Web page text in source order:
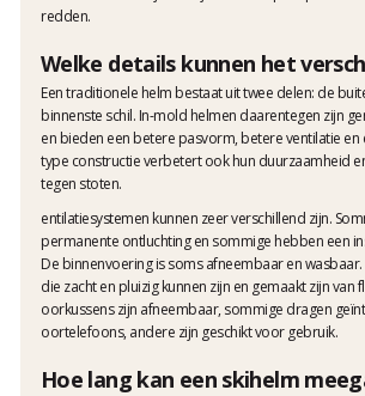
redden.
Welke details kunnen het
Een traditionele helm bestaat uit twee delen: de
binnenste schil. In-mold helmen daarentegen zijn
en bieden een betere pasvorm, betere ventilatie en
type constructie verbetert ook hun duurzaamheid
tegen stoten.
entilatiesystemen kunnen zeer verschillend zijn.
permanente ontluchting en sommige hebben een
De binnenvoering is soms afneembaar en wasbaar.
die zacht en pluizig kunnen zijn en gemaakt zijn van
oorkussens zijn afneembaar, sommige dragen
oortelefoons, andere zijn geschikt voor gebruik.
Hoe lang kan een skihelm